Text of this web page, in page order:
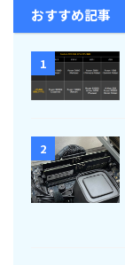
おすすめ記事
1
2